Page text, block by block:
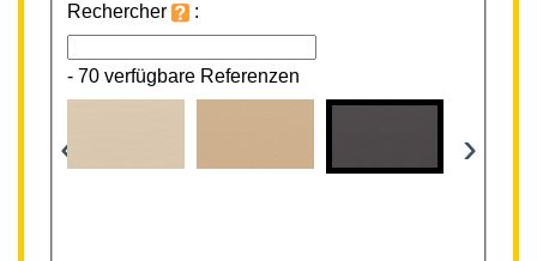
Rechercher
:
- 70 verfügbare Referenzen
‹ ›